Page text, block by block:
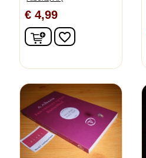
€ 4,99
In winkelwagen
favorite_border